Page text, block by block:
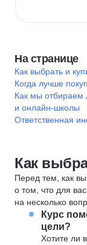
На странице
Как выбрать и
Когда лучше
Как мы отбираем
и онлайн-школы
Ответственная
Как
Перед тем, как
о том, что для
на несколько
Курс
цели?
Хотите ли